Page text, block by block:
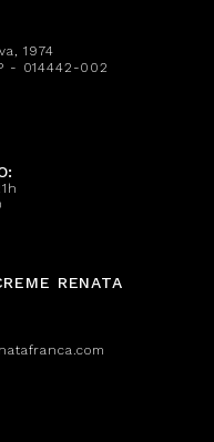
1974
- 014442-002
RENATA